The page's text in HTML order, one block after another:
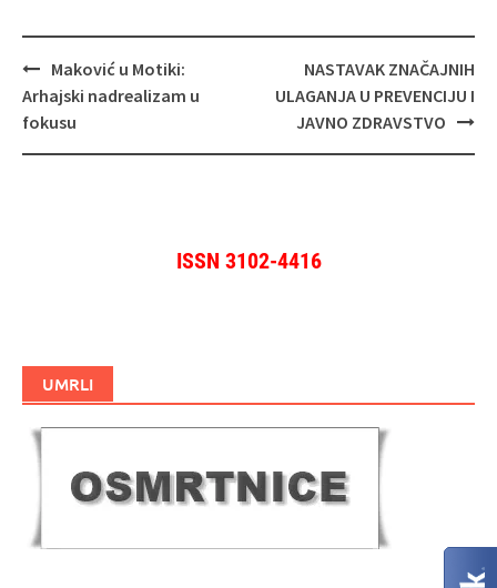
Navigacija
objava
Maković u Motiki:
Arhajski nadrealizam u
fokusu
NASTAVAK ZNAČAJNIH
ULAGANJA U PREVENCIJU I
JAVNO ZDRAVSTVO
ISSN 3102-4416
UMRLI